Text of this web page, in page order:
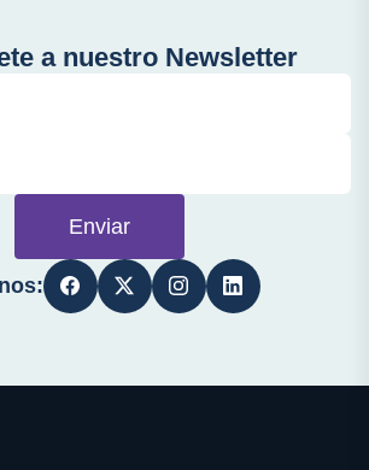
a nuestro Newsletter
Enviar